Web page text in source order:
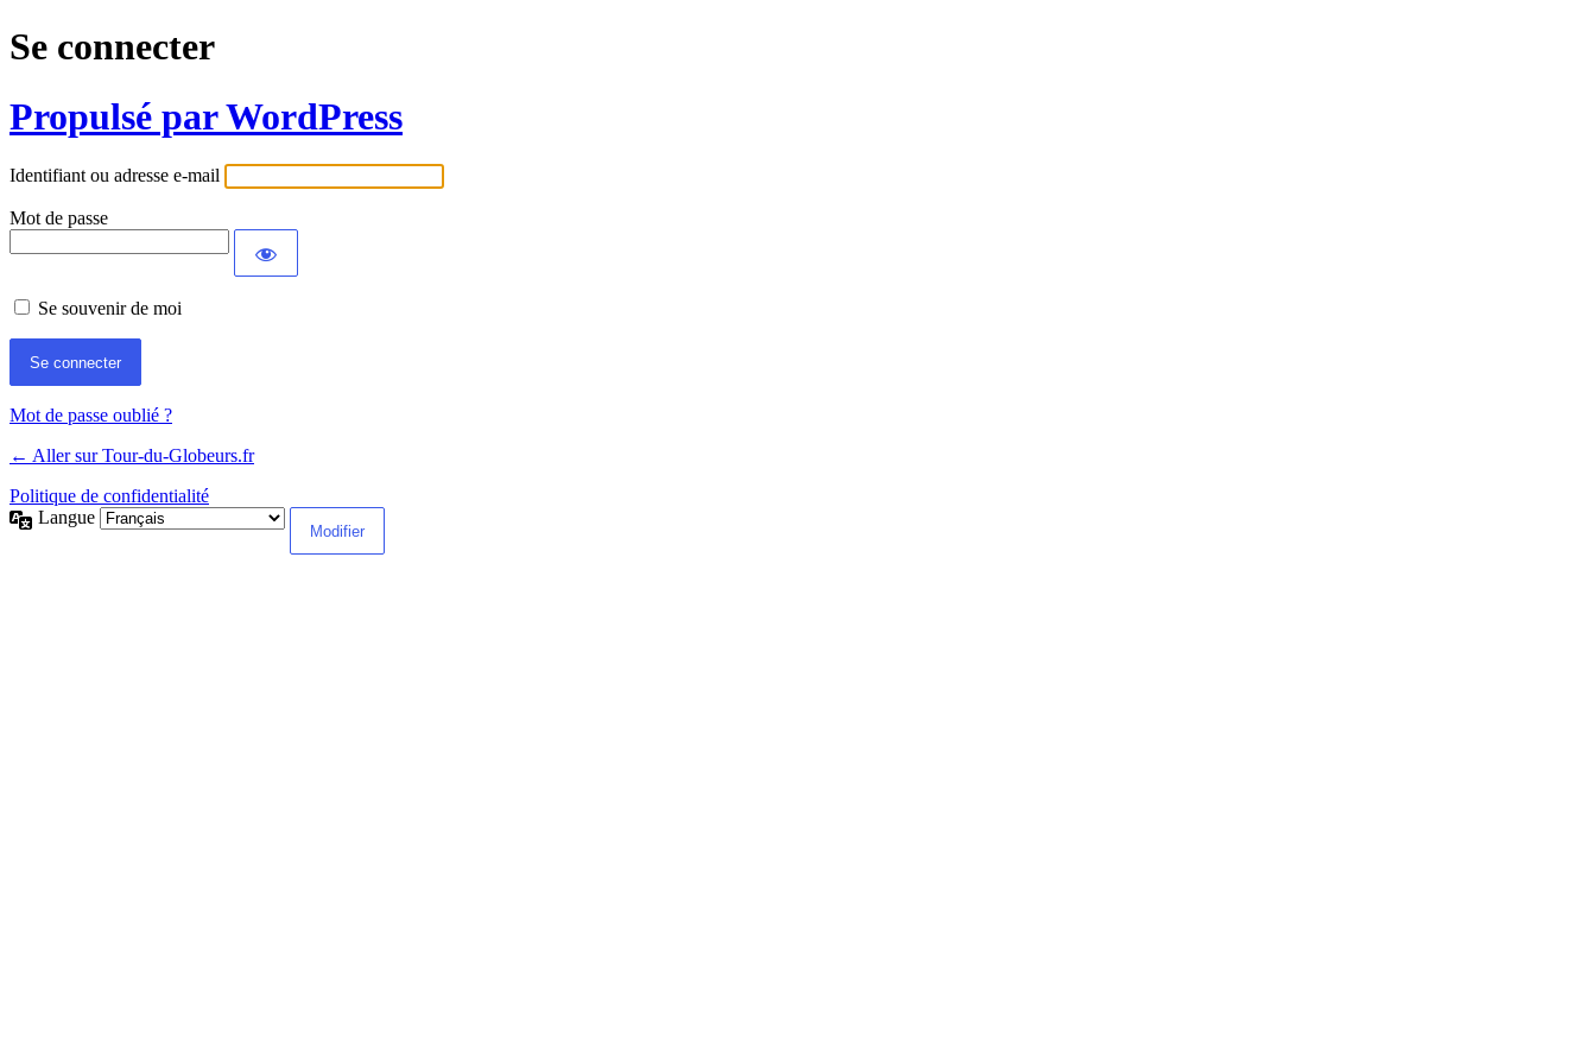
Se connecter
Propulsé par WordPress
Identifiant ou adresse e-mail
Mot de passe
Se souvenir de moi
Mot de passe oublié ?
← Aller sur Tour-du-Globeurs.fr
Politique de confidentialité
Langue